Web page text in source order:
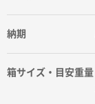
納期
箱サイズ・目安重量